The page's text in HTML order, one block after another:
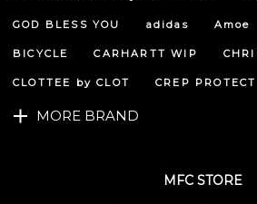
GOD BLESS YOU adidas Amoe
BICYCLE CARHARTT WIP
CLOTTEE by CLOT CREP PROTECT
MORE BRAND
MFC STORE